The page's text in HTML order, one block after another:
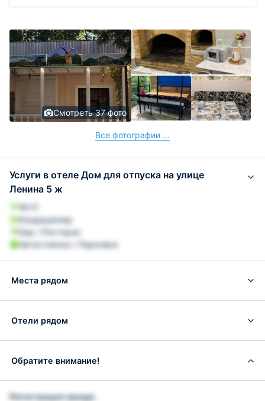
Смотреть 37 фото
Все фотографии ...
Услуги в отеле Дом для отпуска на улице
Ленина 5 ж
Wi-Fi
Кондиционер
Бар / Ресторан
Автостоянка / Парковка
Места рядом
Отели рядом
Обратите внимание!
Регистрация заезда: